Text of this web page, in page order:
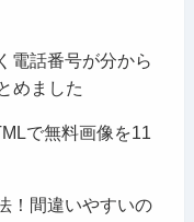
電話番号が分から
めました
で無料画像を11
！間違いやすいの